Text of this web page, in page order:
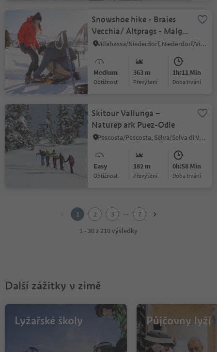
Snowshoe hike - Braies
Vecchia/ Altprags - Malga
Putz/ Putzalm
Villabassa/Niederdorf, Niederdorf/Villabassa, Dolomites Region 3 Zinnen
Medium
Obtížnost
363 m
Převýšení
1h:11 Min
doba trvání
Skitour Vallunga –
Naturep ark Puez-Odle
Pescosta/Pescosta, Sëlva/Selva di Val Gardena, Dolomites Region Val Gardena
Easy
Obtížnost
182 m
Převýšení
0h:58 Min
doba trvání
1 2 3 ...
7
1 - 30 z 210 výsledky
Další zážitky v zimě
Lyžařské školy Půjčovny lyží